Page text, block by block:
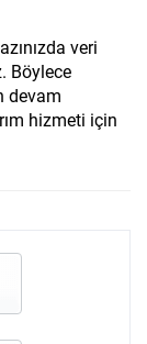
veri
Böylece
devam
hizmeti için